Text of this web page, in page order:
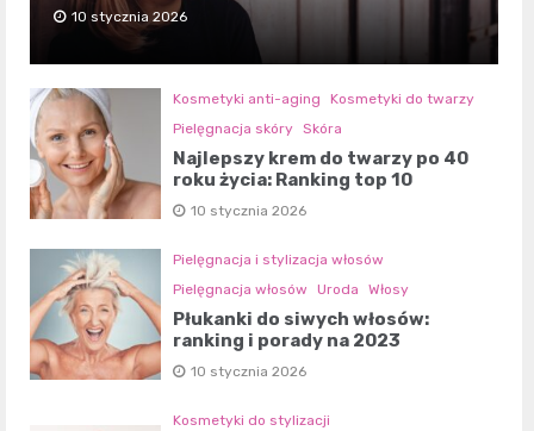
10 stycznia 2026
Kosmetyki anti-aging
Kosmetyki do twarzy
Pielęgnacja skóry Skóra
Najlepszy krem do twarzy po 40
roku życia: Ranking top 10
10 stycznia 2026
Pielęgnacja i stylizacja włosów
Pielęgnacja włosów
Uroda Włosy
Płukanki do siwych włosów:
ranking i porady na 2023
10 stycznia 2026
Kosmetyki do stylizacji